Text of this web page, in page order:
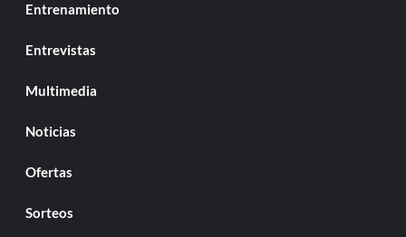
Entrenamiento
Entrevistas
Multimedia
Noticias
Ofertas
Sorteos